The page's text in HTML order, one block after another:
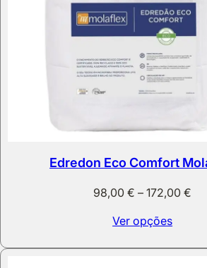
Edredon Eco Comfort
98,00€ – 172,00€
Ver opções